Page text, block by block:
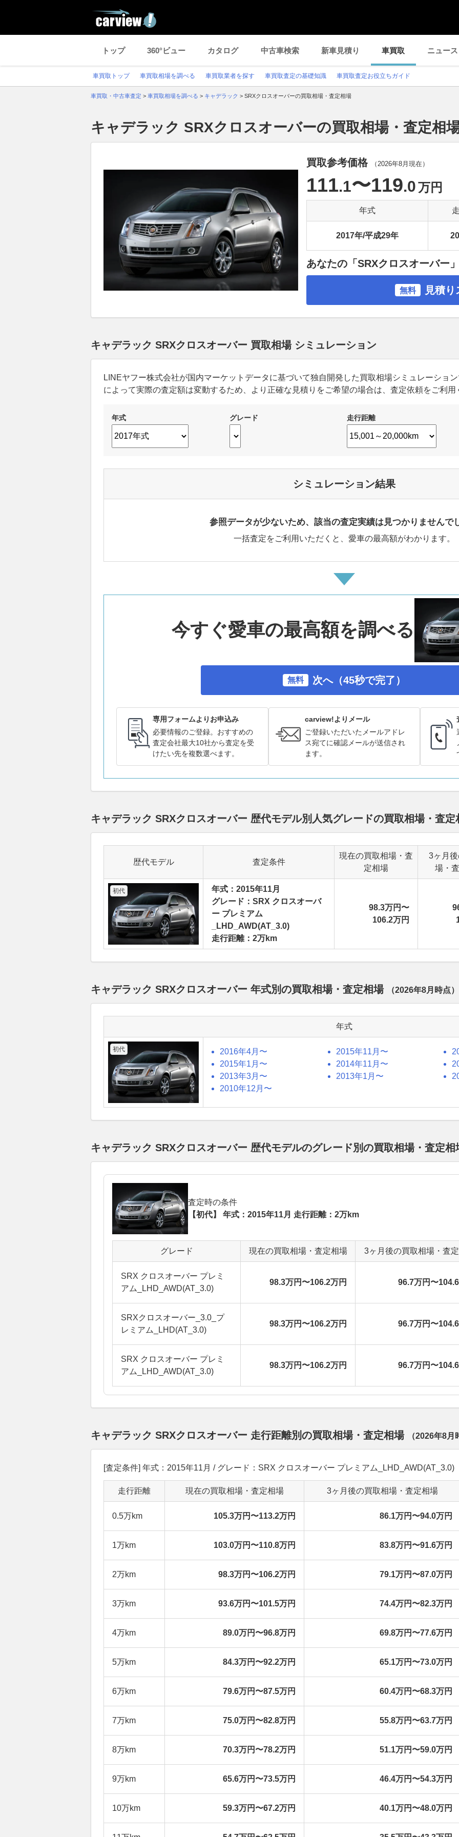
トップ 360°ビュー カタログ 中古車検索 新車見積り 車買取 ニュース
車買取トップ 車買取相場を調べる 車買取業者を探す 車買取査定の基礎知識 車買取査定お役立ちガイド
車買取・中古車査定 > 車買取相場を調べる > キャデラック > SRXクロスオーバーの買取相場・査定相場
キャデラック SRXクロスオーバーの買取相場・査定相
買取参考価格 （2026年8月 現在）
111.1〜119.0万円
年式
2017年/平成29年
あなたの「SRXクロスオーバー
無料 見積
キャデラック SRXクロスオーバー 買取相場 シミュレーション
LINEヤフー株式会社が国内マーケットデータに基づいて独自開発した買取相場シミュレーショ
によって実際の査定額は変動するため、より正確な見積りをご希望の場合は、査定依頼をご利用
年式 グレード 走行距離
シミュレーション結果
参照データが少ないため、該当の査定実績は見つかりませんで
一括査定をご利用いただくと、愛車の最高額がわかります。
今すぐ愛車の最高額を調べる
無料 次へ（45秒で完了）
専用フォームよりお申込み
必要情報のご登録。おすすめの
査定会社最大10社から査定を受
けたい先を複数選べます。
carview!よりメール
ご登録いただいたメールアドレ
ス宛てに確認メールが送信され
ます。
キャデラック SRXクロスオーバー 歴代モデル別人気グレードの買取相場・査
歴代モデル 査定条件
現在の買取相場・査
定相場
3ヶ月
場・
初代
年式：2015年11月
グレード：SRX クロスオーバ
ー プレミアム
_LHD_AWD(AT_3.0)
走行距離：2万km
98.3万円〜
106.2万円
キャデラック SRXクロスオーバー 年式別の買取相場・査定相場 （2026年8月 時点）
年式
初代 2016年4月〜 2015年11月〜
2015年1月〜
2014年11月〜
2013年3月〜
2013年1月〜
2010年12月〜
キャデラック SRXクロスオーバー 歴代モデルのグレード別の買取相場・査定
査定時の条件
【初代】 年式：2015年11月 走行距離：2万km
グレード 現在の買取相場・査定相場 3ヶ月後の買取相場・査
SRX クロスオーバー プレミ
アム_LHD_AWD(AT_3.0)
98.3万円〜106.2万円 96.7万円〜
SRXクロスオーバー_3.0_プ
レミアム_LHD(AT_3.0)
98.3万円〜106.2万円 96.7万円〜
SRX クロスオーバー プレミ
アム_LHD_AWD(AT_3.0)
98.3万円〜106.2万円 96.7万円〜
キャデラック SRXクロスオーバー 走行距離別の買取相場・査定相場 （2026年8月
[査定条件] 年式：2015年11月 / グレード：SRX クロスオーバー プレミアム_LHD_AWD(AT_3.0)
走行距離 現在の買取相場・査定相場 3ヶ月後の買取相場・査定相場
0.5万km 105.3万円〜113.2万円 86.1万円〜94.0万円
1万km 103.0万円〜110.8万円 83.8万円〜91.6万円
2万km 98.3万円〜106.2万円 79.1万円〜87.0万円
3万km 93.6万円〜101.5万円 74.4万円〜82.3万円
4万km 89.0万円〜96.8万円 69.8万円〜77.6万円
5万km 84.3万円〜92.2万円 65.1万円〜73.0万円
6万km 79.6万円〜87.5万円 60.4万円〜68.3万円
7万km 75.0万円〜82.8万円 55.8万円〜63.7万円
8万km 70.3万円〜78.2万円 51.1万円〜59.0万円
9万km 65.6万円〜73.5万円 46.4万円〜54.3万円
10万km 59.3万円〜67.2万円 40.1万円〜48.0万円